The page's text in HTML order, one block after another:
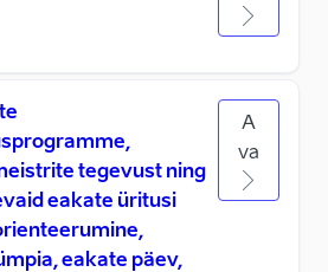
tegevust ning
eakate üritusi
eakate päev,
A
va